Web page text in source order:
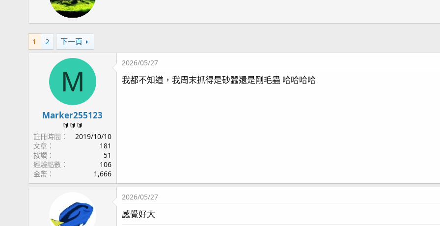
e
y
1 2 下一頁
M
Marker255123
🔰🔰🔰
註冊時間
2019/10/10
文章
181
按讚
51
經驗點數
106
金幣
1,666
2026/05/27
我都不知道，我周末抓得是砂蠶還是剛毛蟲 哈哈哈哈
2026/05/27
感覺好大